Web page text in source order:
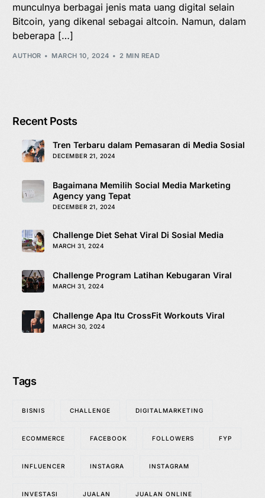
munculnya berbagai jenis mata uang digital selain
Bitcoin, yang dikenal sebagai altcoin. Namun, dalam
beberapa […]
AUTHOR MARCH 10, 2024 2 MIN READ
Recent Posts
Tren Terbaru dalam Pemasaran di Media Sosial
DECEMBER 21, 2024
Bagaimana Memilih Social Media Marketing
Agency yang Tepat
DECEMBER 21, 2024
Challenge Diet Sehat Viral Di Sosial Media
MARCH 31, 2024
Challenge Program Latihan Kebugaran Viral
MARCH 31, 2024
Challenge Apa Itu CrossFit Workouts Viral
MARCH 30, 2024
Tags
BISNIS CHALLENGE DIGITALMARKETING
ECOMMERCE FACEBOOK FOLLOWERS FYP
INFLUENCER INSTAGRA INSTAGRAM
INVESTASI JUALAN JUALAN ONLINE